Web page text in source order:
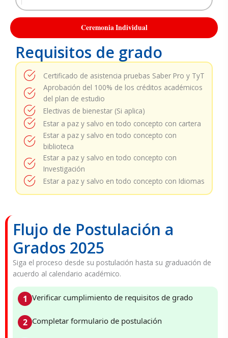
Ceremonia Individual
Requisitos de grado
Certificado de asistencia pruebas Saber Pro y TyT
Aprobación del 100% de los créditos académicos
del plan de estudio
Electivas de bienestar (Si aplica)
Estar a paz y salvo en todo concepto con cartera
Estar a paz y salvo en todo concepto con
biblioteca
Estar a paz y salvo en todo concepto con
Investigación
Estar a paz y salvo en todo concepto con Idiomas
Flujo de Postulación a
Grados 2025
Siga el proceso desde su postulación hasta su graduación de
acuerdo al calendario académico.
1 Verificar cumplimiento de requisitos de grado
2 Completar formulario de postulación